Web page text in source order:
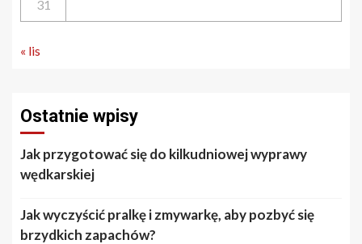
31
« lis
Ostatnie wpisy
Jak przygotować się do kilkudniowej wyprawy
wędkarskiej
Jak wyczyścić pralkę i zmywarkę, aby pozbyć się
brzydkich zapachów?